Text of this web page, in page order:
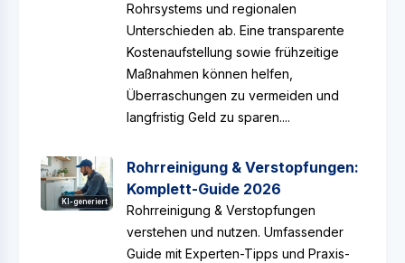
Rohrsystems und regionalen
Unterschieden ab. Eine transparente
Kostenaufstellung sowie frühzeitige
Maßnahmen können helfen,
Überraschungen zu vermeiden und
langfristig Geld zu sparen....
KI-generiert
Rohrreinigung & Verstopfungen:
Komplett-Guide 2026
Rohrreinigung & Verstopfungen
verstehen und nutzen. Umfassender
Guide mit Experten-Tipps und Praxis-